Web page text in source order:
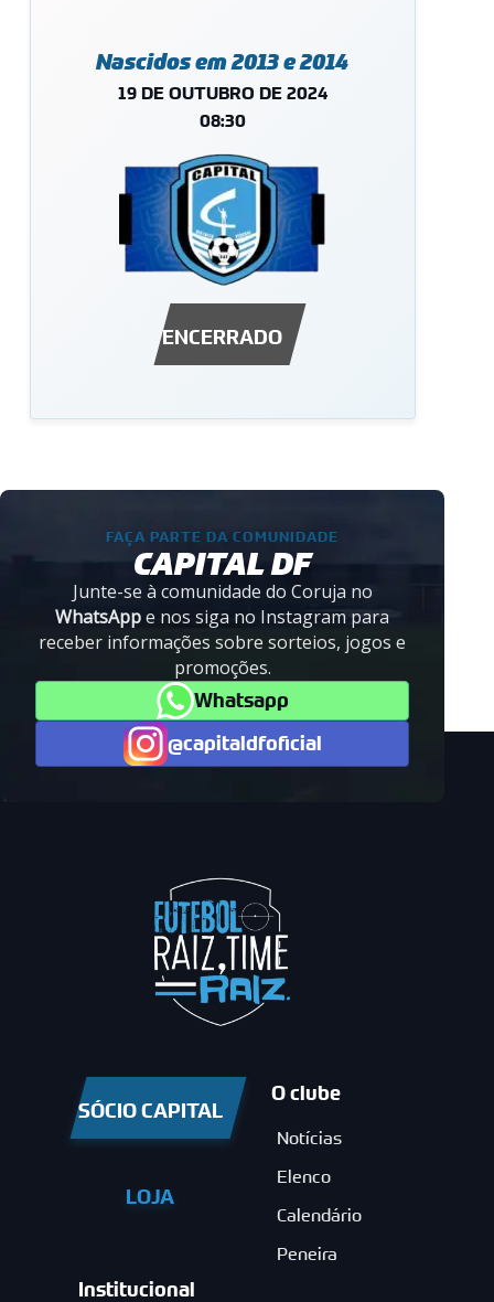
Nascidos em 2013 e 2014
19 DE OUTUBRO DE 2024
08:30
ENCERRADO
FAÇA PARTE DA COMUNIDADE
CAPITAL DF
Junte-se à comunidade do Coruja no
WhatsAppe nos siga no Instagram para
receber informações sobre sorteios, jogos e
promoções.
Whatsapp
@capitaldfoficial
SÓCIO CAPITAL
LOJA
O clube
Notícias
Elenco
Calendário
Peneira
Institucional